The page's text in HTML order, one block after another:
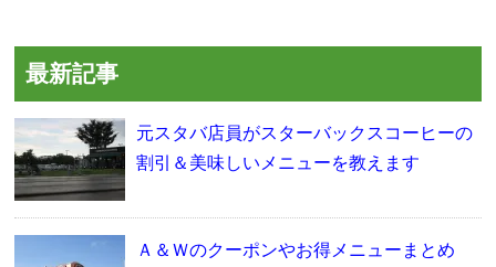
最新記事
元スタバ店員がスターバックスコーヒーの
割引＆美味しいメニューを教えます
Ａ＆Ｗのクーポンやお得メニューまとめ